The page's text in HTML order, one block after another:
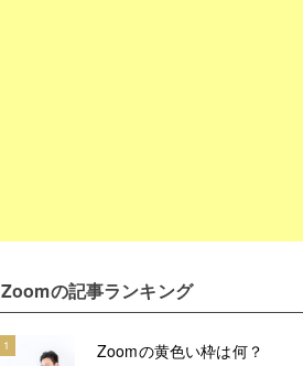
Zoomの記事ランキング
1 Zoomの黄色い枠は何？